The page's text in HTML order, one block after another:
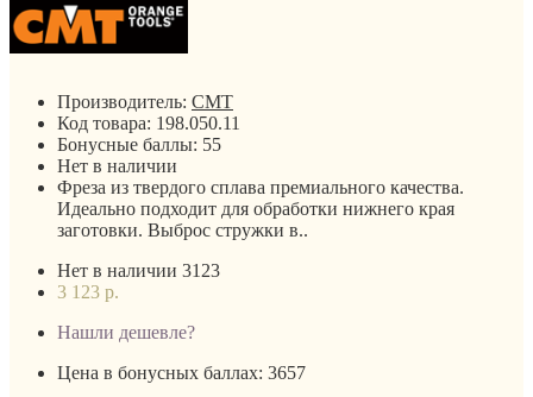
Производитель: CMT
Код товара: 198.050.11
Бонусные баллы: 55
Нет в наличии
Фреза из твердого сплава премиального качества.
Идеально подходит для обработки нижнего края
заготовки. Выброс стружки в..
Нет в наличии 3123
3 123 р.
Нашли дешевле?
Цена в бонусных баллах: 3657